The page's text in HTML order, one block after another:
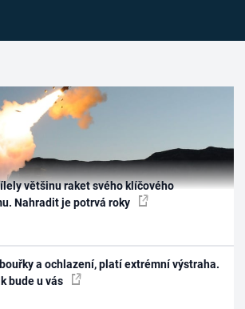
většinu raket svého klíčového
Nahradit je potrvá roky
a ochlazení, platí extrémní výstraha.
bude u vás